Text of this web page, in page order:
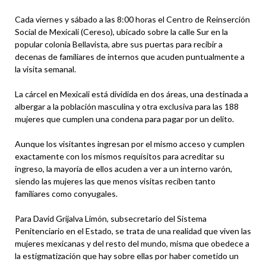
Cada viernes y sábado a las 8:00 horas el Centro de Reinserción
Social de Mexicali (Cereso), ubicado sobre la calle Sur en la
popular colonia Bellavista, abre sus puertas para recibir a
decenas de familiares de internos que acuden puntualmente a
la visita semanal.
La cárcel en Mexicali está dividida en dos áreas, una destinada a
albergar a la población masculina y otra exclusiva para las 188
mujeres que cumplen una condena para pagar por un delito.
Aunque los visitantes ingresan por el mismo acceso y cumplen
exactamente con los mismos requisitos para acreditar su
ingreso, la mayoría de ellos acuden a ver a un interno varón,
siendo las mujeres las que menos visitas reciben tanto
familiares como conyugales.
Para David Grijalva Limón, subsecretario del Sistema
Penitenciario en el Estado, se trata de una realidad que viven las
mujeres mexicanas y del resto del mundo, misma que obedece a
la estigmatización que hay sobre ellas por haber cometido un